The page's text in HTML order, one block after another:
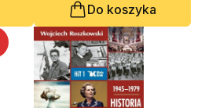
Do koszyka